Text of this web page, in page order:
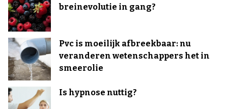
breinevolutie in gang?
Pvc is moeilijk afbreekbaar: nu
veranderen wetenschappers het in
smeerolie
Is hypnose nuttig?